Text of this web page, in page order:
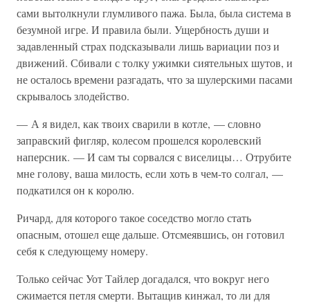
сами вытолкнули глумливого пажа. Была, была система в
безумной игре. И правила были. Ущербность души и
задавленный страх подсказывали лишь вариации поз и
движений. Сбивали с толку ужимки сиятельных шутов, и
не осталось времени разгадать, что за шулерскими пасами
скрывалось злодейство.
— А я видел, как твоих сварили в котле, — словно
заправский фигляр, колесом прошелся королевский
наперсник. — И сам ты сорвался с виселицы… Отрубите
мне голову, ваша милость, если хоть в чем-то солгал, —
подкатился он к королю.
Ричард, для которого такое соседство могло стать
опасным, отошел еще дальше. Отсмеявшись, он готовил
себя к следующему номеру.
Только сейчас Уот Тайлер догадался, что вокруг него
сжимается петля смерти. Вытащив кинжал, то ли для